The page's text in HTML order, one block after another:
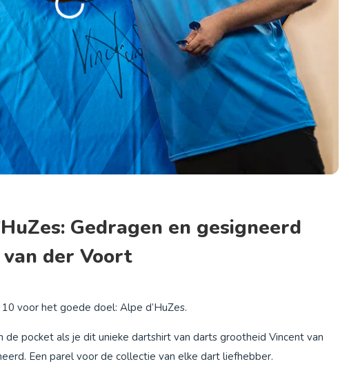
Gedragen en gesigneerd
der Voort
voor het goede doel: Alpe d’HuZes.
pocket als je dit unieke dartshirt van darts grootheid Vincent van
Een parel voor de collectie van elke dart liefhebber.